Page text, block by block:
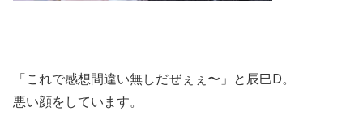
「これで感想間違い無しだぜぇぇ〜」と辰巳D。
悪い顔をしています。